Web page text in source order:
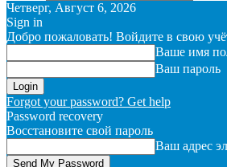
Четверг, Август 6, 2026
Sign in
Добро пожаловать! Войдите в свою
Ваше имя
Ваш пароль
Forgot your password? Get help
Password recovery
Восстановите свой пароль
Ваш адрес